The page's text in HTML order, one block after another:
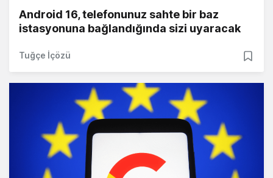
Android 16, telefonunuz sahte bir baz
istasyonuna bağlandığında sizi uyaracak
Tuğçe İçözü